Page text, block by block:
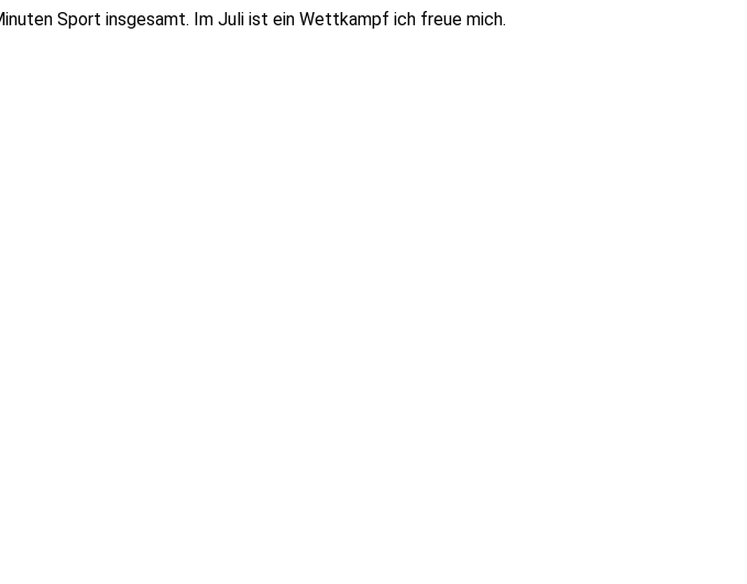
Sport insgesamt. Im Juli ist ein Wettkampf ich freue mich.